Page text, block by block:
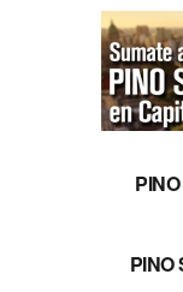
PINO